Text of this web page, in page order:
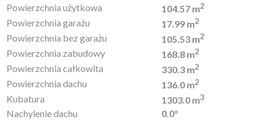
Powierzchnia użytkowa 104.57 m2
Powierzchnia garażu 17.99 m2
Powierzchnia bez garażu 105.53 m2
Powierzchnia zabudowy 168.8 m2
Powierzchnia całkowita 330.3 m2
Powierzchnia dachu 136.0 m2
Kubatura 1303.0 m3
Nachylenie dachu
0.0°